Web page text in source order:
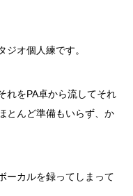
オ個人練です。
れをPA卓から流してそれ
とんど準備もいらず、か
ーカルを録ってしまって